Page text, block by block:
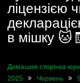
ліцензією
в мішку
Домашня сторінка
2025
Червень
9